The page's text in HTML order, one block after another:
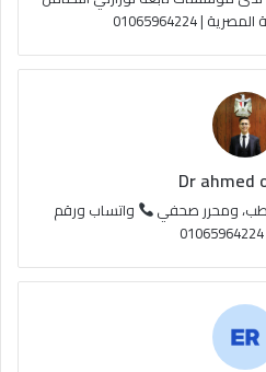
| 01065964224
Dr ahmed
ومحرر صحفي
واتساب ورقم